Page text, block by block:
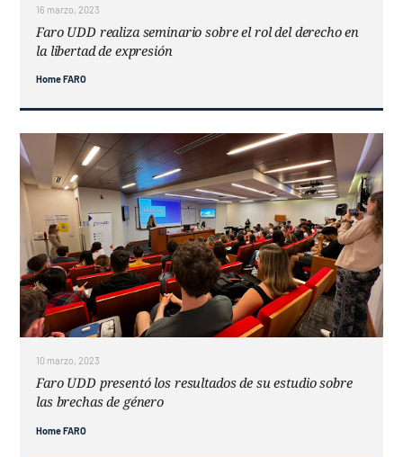
16 marzo, 2023
Faro UDD realiza seminario sobre el rol del derecho en
la libertad de expresión
Home FARO
10 marzo, 2023
Faro UDD presentó los resultados de su estudio sobre
las brechas de género
Home FARO